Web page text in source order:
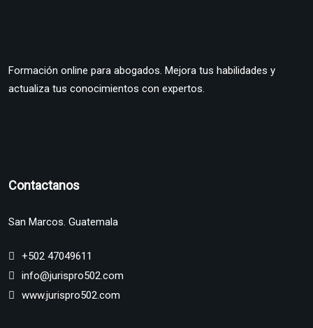
Formación online para abogados. Mejora tus habilidades y
actualiza tus conocimientos con expertos.
Contactanos
San Marcos. Guatemala
+502 47049611
info@jurispro502.com
www.jurispro502.com